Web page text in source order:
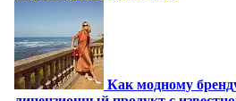
Как модному